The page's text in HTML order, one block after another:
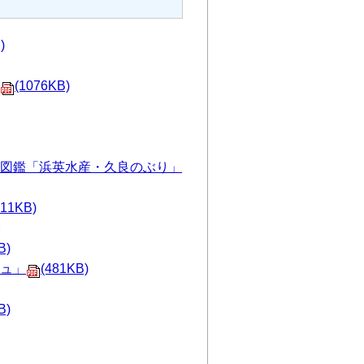
(1076KB)
鑑「浜英水産・久良のぶり」
」
(481KB)